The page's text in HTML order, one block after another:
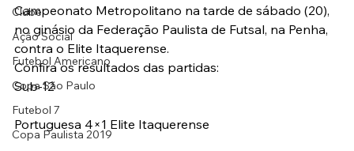
Clube
Ação Social
Futebol Americano
Copa São Paulo
Futebol 7
Copa Paulista 2019
Campeonato Metropolitano na tarde de sábado (20),
no ginásio da Federação Paulista de Futsal, na Penha,
contra o Elite Itaquerense.
Confira os resultados das partidas:
Sub-12
Portuguesa 4×1 Elite Itaquerense